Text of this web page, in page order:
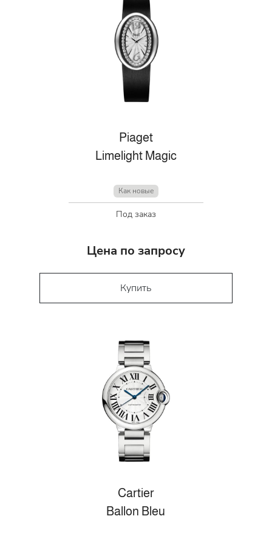
Piaget
Limelight Magic
Как новые
Под заказ
Цена по запросу
Купить
Cartier
Ballon Bleu